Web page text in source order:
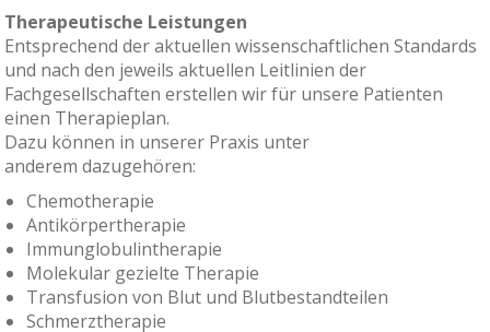
Therapeutische Leistungen
Entsprechend der aktuellen wissenschaftlichen Standards
und nach den jeweils aktuellen Leitlinien der
Fachgesellschaften erstellen wir für unsere Patienten
einen Therapieplan.
Dazu können in unserer Praxis unter
anderem dazugehören:
Chemotherapie
Antikörpertherapie
Immunglobulintherapie
Molekular gezielte Therapie
Transfusion von Blut und Blutbestandteilen
Schmerztherapie